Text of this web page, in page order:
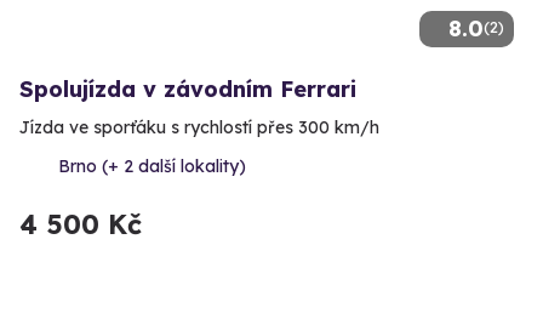
8.0(2)
Spolujízda v závodním Ferrari
Jízda ve sporťáku s rychlostí přes 300 km/h
Brno (+ 2 další lokality)
4 500 Kč